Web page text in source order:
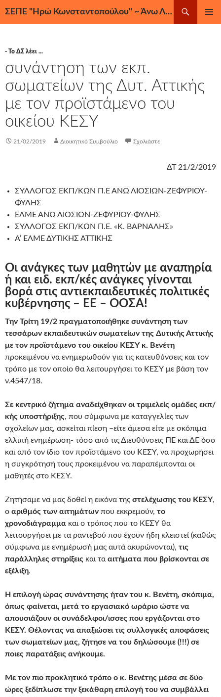
ΣΕΠΕ "Ηρώ Κωνσταντοπούλου" ~ Άνω Λιόσια, Ζεφύρι, Φυλή
- Το ΔΣ λέει ...
συνάντηση των εκπ.
σωματείων της Δυτ. Αττικής
με τον προϊστάμενο του
οικείου ΚΕΣΥ
21/02/2019 Διοικητικό Συμβούλιο Σχολιάστε
ΔΤ 21/2/2019
ΣΥΛΛΟΓΟΣ ΕΚΠ/ΚΩΝ Π.Ε ΑΝΩ ΛΙΟΣΙΩΝ-ΖΕΦΥΡΙΟΥ-
ΦΥΛΗΣ
ΕΛΜΕ ΑΝΩ ΛΙΟΣΙΩΝ-ΖΕΦΥΡΙΟΥ-ΦΥΛΗΣ
ΣΥΛΛΟΓΟΣ ΕΚΠ/ΚΩΝ Π.Ε. «Κ. ΒΑΡΝΑΛΗΣ»
Α’ ΕΛΜΕ ΔΥΤΙΚΗΣ ΑΤΤΙΚΗΣ
Οι ανάγκες των μαθητών με αναπηρία
ή και ειδ. εκπ/κές ανάγκες γίνονται
βορά στις αντιεκπαιδευτικές πολιτικές
κυβέρνησης – ΕΕ – ΟΟΣΑ!
Την Τρίτη 19/2 πραγματοποιήθηκε συνάντηση των
τεσσάρων εκπαιδευτικών σωματείων της Δυτικής Αττικής
με τον προϊστάμενο του οικείου ΚΕΣΥ κ. Βενέτη
προκειμένου να ενημερωθούν για τις κατευθύνσεις και τον
τρόπο με τον οποίο θα λειτουργήσει το ΚΕΣΥ με βάση τον
ν.4547/18.
Σε κεντρικό ζήτημα αναδείχθηκαν οι τριμελείς ομάδες εκπ/
κής υποστήριξης, που σύμφωνα με καταγγελίες των
σχολείων μας, ασκείται πίεση –είτε άμεσα είτε με σκόπιμα
ελλιπή ενημέρωση- τόσο από τις Διευθύνσεις ΠΕ και ΔΕ όσο
και από τον ίδιο τον προϊστάμενο του ΚΕΣΥ, να προχωρήσει
η συγκρότησή τους προκειμένου να παραπέμπονται οι
μαθητές στο ΚΕΣΥ.
Ζητήσαμε να μας δοθεί η εικόνα της στελέχωσης του ΚΕΣΥ,
ο αριθμός των αιτημάτων που εκκρεμούν, το
χρονοδιάγραμμα και ο τρόπος που το ΚΕΣΥ θα
λειτουργήσει με τα ραντεβού που έχουν ήδη κλειστεί (καθώς
σύμφωνα με ενημέρωσή μας αυτά ακυρώνονται), τις
παράλληλες στηρίξεις και τα αιτήματα που βρίσκονται σε
εξέλιξη.
Η επιλογή ώρας συνάντησης ήταν του κ. Βενέτη, σκόπιμα,
όπως φαίνεται, μετά το εργασιακό ωράριο ώστε να
απουσιάζουν οι συνάδελφοι/ισσες που εργάζονται στο
ΚΕΣΥ. Θέλοντας να απαξιώσει τις συλλογικές αποφάσεις
των σωματείων μας, ζήτησε να του δηλώσουμε (!!!) σε
ποιες παρατάξεις ανήκουμε.
Με τον πιο προκλητικό τρόπο ο κ. Βενέτης μέσα σε δύο
ώρες ξεδίπλωσε την ξεκάθαρη επιλογή του να συμβάλλει